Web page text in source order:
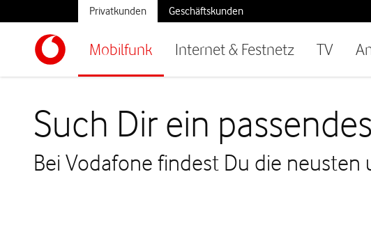
Mobilfunk Internet & Festnetz TV
Privatkunden Geschäftskunden
Such Dir ein
Bei Vodafone findest Du die